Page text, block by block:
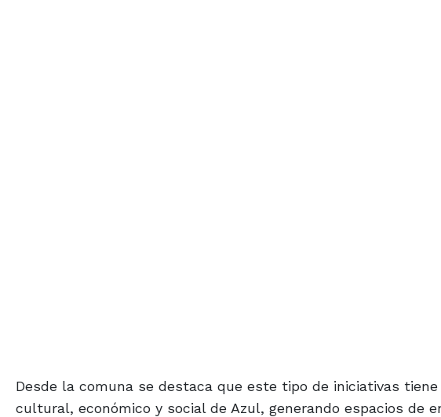
Desde la comuna se destaca que este tipo de iniciativas
cultural, económico y social de Azul, generando espacios de